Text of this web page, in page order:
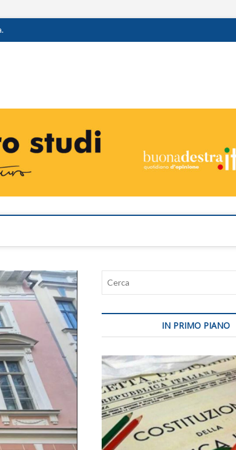
IN PRIMO PIANO